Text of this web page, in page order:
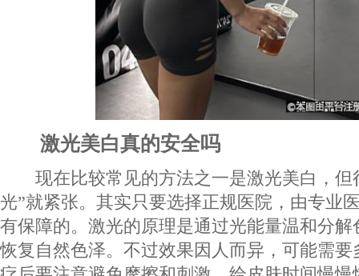
激光美白真的安全吗
现在比较常见的方法之一是激光美白，但
光”就紧张。其实只要选择正规医院，由专业
有保障的。激光的原理是通过光能量温和分
恢复自然色泽。不过效果因人而异，可能需